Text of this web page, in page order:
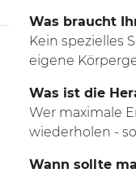
Was braucht
Kein spezielles
eigene
Was ist die
Wer maximale
wiederholen -
Wann sollte